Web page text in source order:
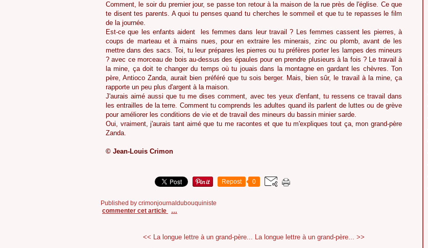
Comment, le soir du premier jour, se passe ton retour à la maison de la rue près de l'église. Ce que
te disent tes parents. A quoi tu penses quand tu cherches le sommeil et que tu te repasses le film
de la journée.
Est-ce que les enfants aident les femmes dans leur travail ? Les femmes cassent les pierres, à
coups de marteau et à mains nues, pour en extraire les minerais, zinc ou plomb, avant de les
mettre dans des sacs. Toi, tu leur prépares les pierres ou tu préfères porter les lampes des mineurs
? avec ce morceau de bois au-dessus des épaules pour en prendre plusieurs à la fois ? Le travail à
la mine, ça doit te changer du temps où tu jouais dans la montagne en gardant les chèvres. Ton
père, Antioco Zanda, aurait bien préféré que tu sois berger. Mais, bien sûr, le travail à la mine, ça
rapporte un peu plus d'argent à la maison.
J'aurais aimé aussi que tu me dises comment, avec tes yeux d'enfant, tu ressens ce travail dans
les entrailles de la terre. Comment tu comprends les adultes quand ils parlent de luttes ou de grève
pour améliorer les conditions de vie et de travail des mineurs du bassin minier sarde.
Oui, vraiment, j'aurais tant aimé que tu me racontes et que tu m'expliques tout ça, mon grand-père
Zanda.
© Jean-Louis Crimon
Repost 0
Published by crimonjournaldubouquiniste
commenter cet article
…
<< La longue lettre à un grand-père... La longue lettre à un grand-père... >>